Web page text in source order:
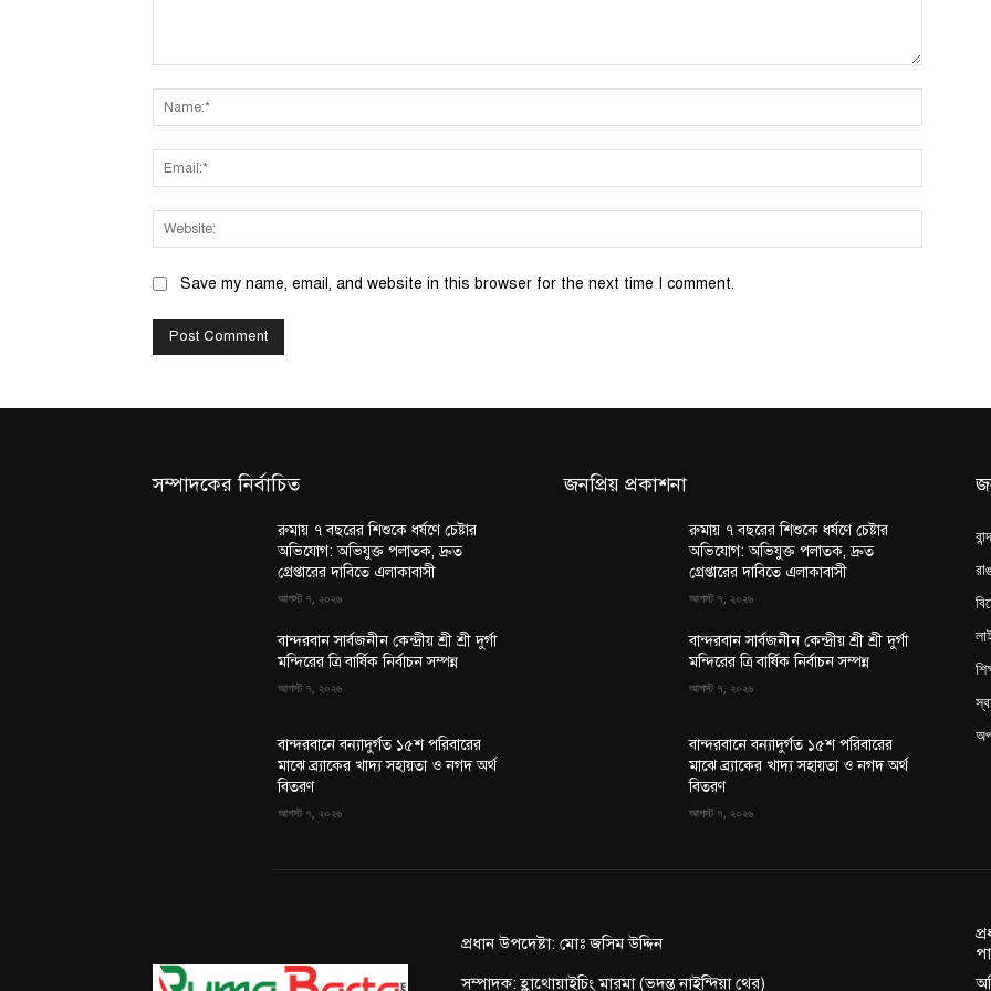
Save my name, email, and website in this browser for the next time I comment.
সম্পাদকের নির্বাচিত
রুমায় ৭ বছরের শিশুকে ধর্ষণে চেষ্টার
অভিযোগ: অভিযুক্ত পলাতক, দ্রুত
গ্রেপ্তারের দাবিতে এলাকাবাসী
আগস্ট ৭, ২০২৬
বান্দরবান সার্বজনীন কেন্দ্রীয় শ্রী শ্রী দুর্গা
মন্দিরের ত্রি বার্ষিক নির্বাচন সম্পন্ন
আগস্ট ৭, ২০২৬
বান্দরবানে বন্যাদুর্গত ১৫শ পরিবারের
মাঝে ব্র্যাকের খাদ্য সহায়তা ও নগদ অর্থ
বিতরণ
আগস্ট ৭, ২০২৬
জনপ্রিয় প্রকাশনা
রুমায় ৭ বছরের শিশুকে ধর্ষণে চেষ্টার
অভিযোগ: অভিযুক্ত পলাতক, দ্রুত
গ্রেপ্তারের দাবিতে এলাকাবাসী
আগস্ট ৭, ২০২৬
বান্দরবান সার্বজনীন কেন্দ্রীয় শ্রী শ্রী দুর্গা
মন্দিরের ত্রি বার্ষিক নির্বাচন সম্পন্ন
আগস্ট ৭, ২০২৬
বান্দরবানে বন্যাদুর্গত ১৫শ পরিবারের
মাঝে ব্র্যাকের খাদ্য সহায়তা ও নগদ অর্থ
বিতরণ
আগস্ট ৭, ২০২৬
প্রধান উপদেষ্টা: মোঃ জসিম উদ্দিন
সম্পাদক: হ্লাথোয়াইচিং মারমা (ভদন্ত নাইন্দিয়া থের)